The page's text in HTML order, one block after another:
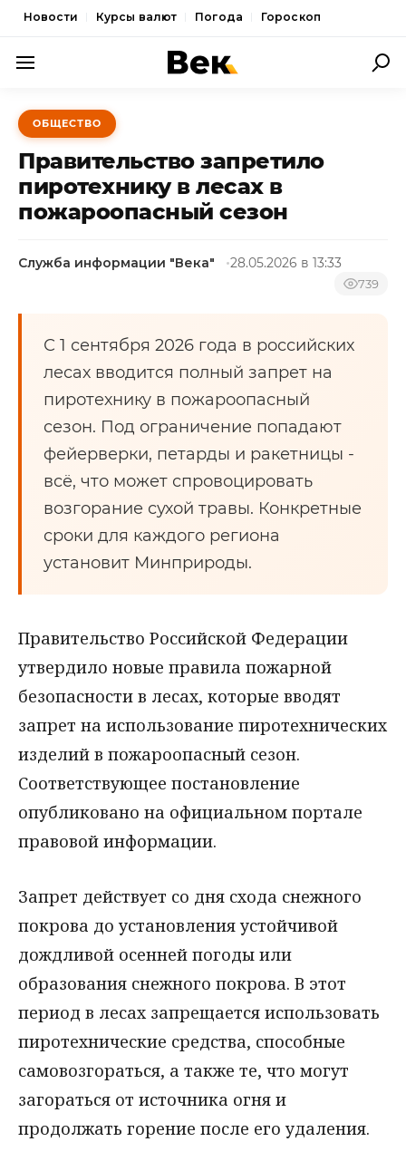
Новости Курсы валют Погода Гороскоп
ПОЛИТИКА
ЭКОНОМИКА
ОБЩЕСТВО
СПОРТ
ОБЩЕСТВО
Правительство запретило
пиротехнику в лесах в
пожароопасный сезон
Служба информации "Века" 28.05.2026 в 13:33
739
С 1 сентября 2026 года в российских
лесах вводится полный запрет на
пиротехнику в пожароопасный
сезон. Под ограничение попадают
фейерверки, петарды и ракетницы -
всё, что может спровоцировать
возгорание сухой травы. Конкретные
сроки для каждого региона
установит Минприроды.
Правительство Российской Федерации
утвердило новые правила пожарной
безопасности в лесах, которые вводят
запрет на использование пиротехнических
изделий в пожароопасный сезон.
Соответствующее постановление
опубликовано на официальном портале
правовой информации.
Запрет действует со дня схода снежного
покрова до установления устойчивой
дождливой осенней погоды или
образования снежного покрова. В этот
период в лесах запрещается использовать
пиротехнические средства, способные
самовозгораться, а также те, что могут
загораться от источника огня и
продолжать горение после его удаления.